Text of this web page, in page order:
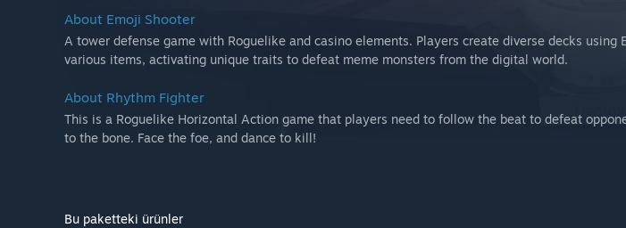
About Emoji Shooter
A tower defense game with Roguelike and casino elements. Players create diverse decks using
various items, activating unique traits to defeat meme monsters from the digital world.
About Rhythm Fighter
This is a Roguelike Horizontal Action game that players need to follow the beat to defeat
to the bone. Face the foe, and dance to kill!
Bu paketteki ürünler